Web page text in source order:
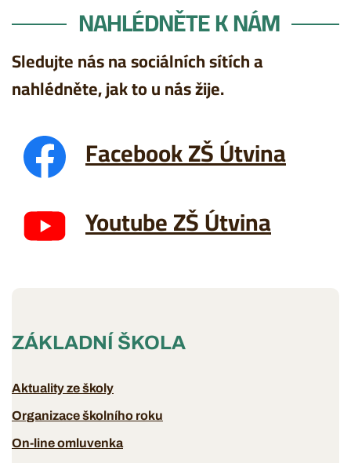
NAHLÉDNĚTE K NÁM
Sledujte nás na sociálních sítích a
nahlédněte, jak to u nás žije.
Facebook ZŠ Útvina
Youtube ZŠ Útvina
ZÁKLADNÍ ŠKOLA
Aktuality ze školy
Organizace školního roku
On-line omluvenka